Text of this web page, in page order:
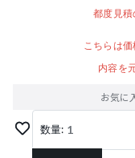
都度見積
こちらは
内容を
お気に
数量: 1